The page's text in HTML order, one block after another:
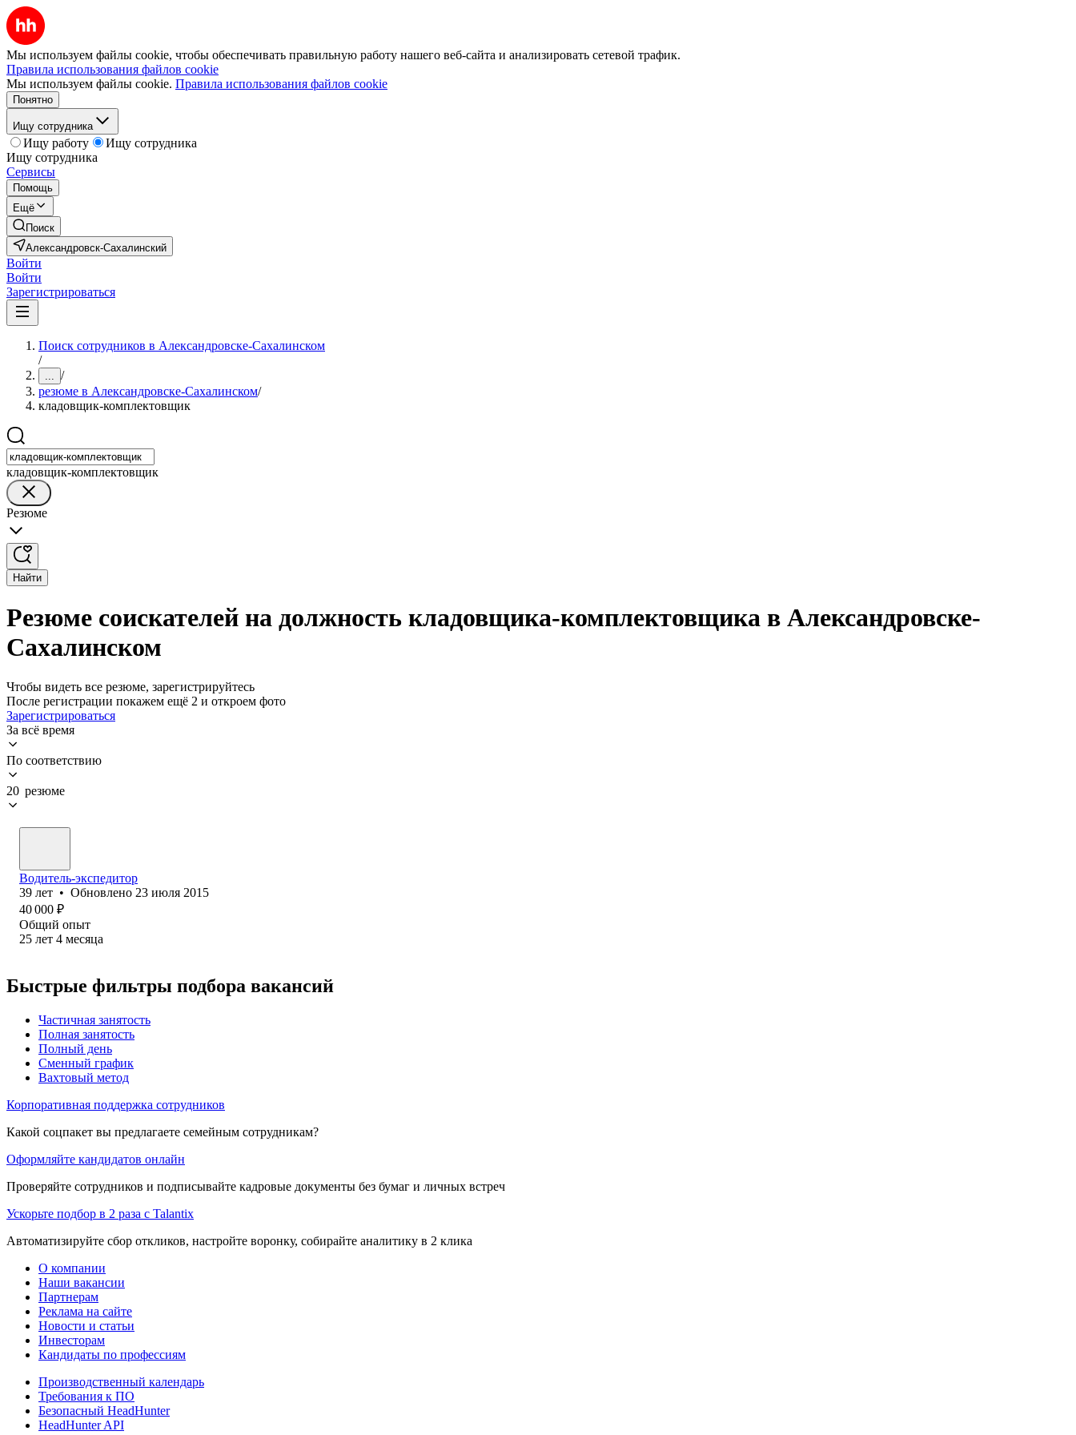
Мы используем файлы cookie, чтобы обеспечивать правильную работу нашего веб-сайта и анализировать сетевой трафик.
Правила использования файлов cookie
Мы используем файлы cookie. Правила использования файлов cookie
Понятно
Ищу сотрудника
Ищу работу
Ищу сотрудника
Ищу сотрудника
Сервисы
Помощь
Ещё
Поиск
Александровск-Сахалинский
Войти
Войти
Зарегистрироваться
Поиск сотрудников в Александровске-Сахалинском
/
... /
резюме в Александровске-Сахалинском/
кладовщик-комплектовщик
кладовщик-комплектовщик
Резюме
Найти
Резюме соискателей на должность кладовщика-комплектовщика в Александровске-
Сахалинском
Чтобы видеть все резюме, зарегистрируйтесь
После регистрации покажем ещё 2 и откроем фото
Зарегистрироваться
За всё время
По соответствию
20 резюме
Водитель-экспедитор
39 лет • Обновлено 23 июля 2015
40 000 ₽
Общий опыт
25 лет 4 месяца
Быстрые фильтры подбора вакансий
Частичная занятость
Полная занятость
Полный день
Сменный график
Вахтовый метод
Корпоративная поддержка сотрудников
Какой соцпакет вы предлагаете семейным сотрудникам?
Оформляйте кандидатов онлайн
Проверяйте сотрудников и подписывайте кадровые документы без бумаг и личных встреч
Ускорьте подбор в 2 раза с Talantix
Автоматизируйте сбор откликов, настройте воронку, собирайте аналитику в 2 клика
О компании
Наши вакансии
Партнерам
Реклама на сайте
Новости и статьи
Инвесторам
Кандидаты по профессиям
Производственный календарь
Требования к ПО
Безопасный HeadHunter
HeadHunter API